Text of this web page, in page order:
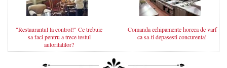
"Restaurantul la control!" Ce trebuie
sa faci pentru a trece testul
autoritatilor?
Comanda echipamente horeca de varf
ca sa-ti depasesti concurenta!